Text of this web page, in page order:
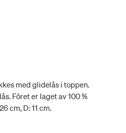
med glidelås i toppen.
Fôret er laget av 100 %
cm, D: 11 cm.